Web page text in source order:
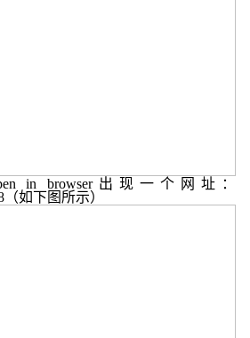
in browser出现一个网址：
（如下图所示）